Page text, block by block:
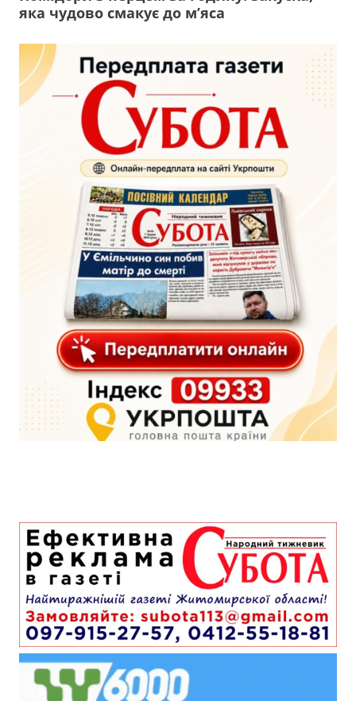
яка чудово смакує до м’яса